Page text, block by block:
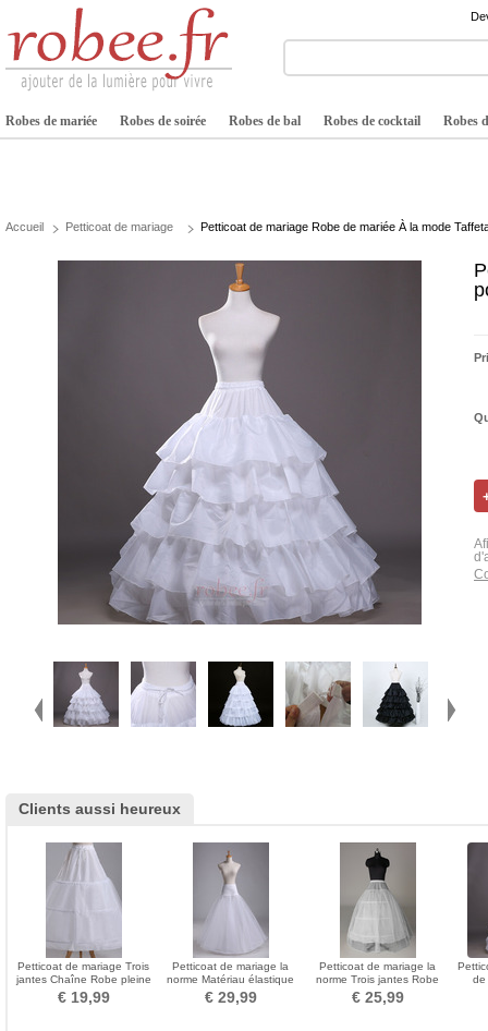
Robes de mariée Robes de soirée Robes de bal Robes de cocktail Robes
Accueil Petticoat de mariage Petticoat de mariage Robe de mariée À la mode
Clients aussi heureux
Petticoat de mariage Trois
jantes Chaîne Robe pleine
Nouveau style
€ 19,99
Petticoat de mariage la
norme Matériau élastique
Fort net Robe pleine
€ 29,99
Petticoat de mariage la
norme Trois jantes Robe
pleine Coupe de dentelle
€ 25,99
de